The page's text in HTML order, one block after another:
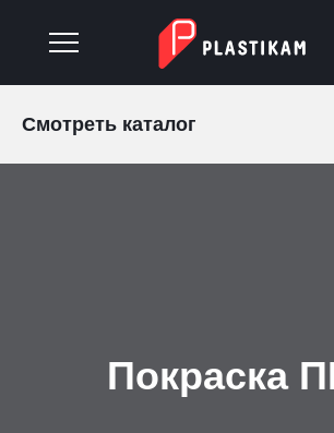
Материалы
Смотреть каталог
Покраска